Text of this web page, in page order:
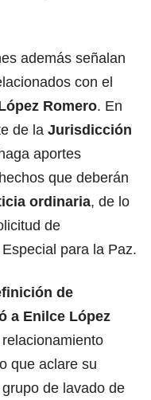
además señalan
con el
Romero. En
de la Jurisdicción
aportes
que deberán
ordinaria, de lo
de
para la Paz.
de
a Enilce López
que aclare su
de lavado de